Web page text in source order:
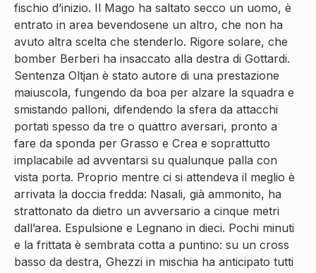
fischio d’inizio. Il Mago ha saltato secco un uomo, è
entrato in area bevendosene un altro, che non ha
avuto altra scelta che stenderlo. Rigore solare, che
bomber Berberi ha insaccato alla destra di Gottardi.
Sentenza Oltjan è stato autore di una prestazione
maiuscola, fungendo da boa per alzare la squadra e
smistando palloni, difendendo la sfera da attacchi
portati spesso da tre o quattro aversari, pronto a
fare da sponda per Grasso e Crea e soprattutto
implacabile ad avventarsi su qualunque palla con
vista porta. Proprio mentre ci si attendeva il meglio è
arrivata la doccia fredda: Nasali, già ammonito, ha
strattonato da dietro un avversario a cinque metri
dall’area. Espulsione e Legnano in dieci. Pochi minuti
e la frittata è sembrata cotta a puntino: su un cross
basso da destra, Ghezzi in mischia ha anticipato tutti